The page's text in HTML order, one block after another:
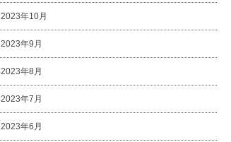
2023年10月
2023年9月
2023年8月
2023年7月
2023年6月